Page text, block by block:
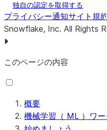
独自の認定を取得する
プライバシー通知サイト規
Snowflake, Inc. All Rights
このページの内容
概要
機械学習（ ML ）ワ